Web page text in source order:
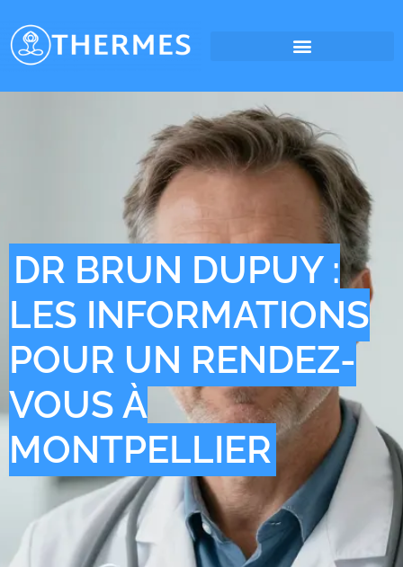
DR BRUN DUPUY :
LES INFORMATIONS
POUR UN RENDEZ-
VOUS À
MONTPELLIER